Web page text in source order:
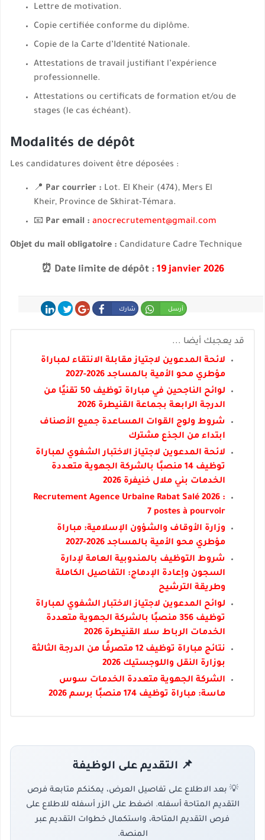
Lettre de motivation.
Copie certifiée conforme du diplôme.
Copie de la Carte d’Identité Nationale.
Attestations de travail justifiant l’expérience
professionnelle.
Attestations ou certificats de formation et/ou de
stages (le cas échéant).
Modalités de dépôt
Les candidatures doivent être déposées :
📍 Par courrier : Lot. El Kheir (474), Mers El
Kheir, Province de Skhirat-Témara.
📧 Par email : anocrecrutement@gmail.com
Objet du mail obligatoire : Candidature Cadre Technique
⏰ Date limite de dépôt : 19 janvier 2026
شارك أرسل
قد يعجبك أيضا ...
لائحة المدعوين لاجتياز مقابلة الانتقاء لمباراة
مؤطري محو الأمية بالمساجد 2026-2027
لوائح الناجحين في مباراة توظيف 50 تقنيًا من
الدرجة الرابعة بجماعة القنيطرة 2026
شروط ولوج القوات المساعدة جميع الأصناف
ابتداء من الجذع مشترك
لائحة المدعوين لاجتياز الاختبار الشفوي لمباراة
توظيف 14 منصبًا بالشركة الجهوية متعددة
الخدمات بني ملال خنيفرة 2026
Recrutement Agence Urbaine Rabat Salé 2026 :
7 postes à pourvoir
وزارة الأوقاف والشؤون الإسلامية: مباراة
مؤطري محو الأمية بالمساجد 2026-2027
شروط التوظيف بالمندوبية العامة لإدارة
السجون وإعادة الإدماج: التفاصيل الكاملة
وطريقة الترشيح
لوائح المدعوين لاجتياز الاختبار الشفوي لمباراة
توظيف 356 منصبًا بالشركة الجهوية متعددة
الخدمات الرباط سلا القنيطرة 2026
نتائج مباراة توظيف 12 متصرفًا من الدرجة الثالثة
بوزارة النقل واللوجستيك 2026
الشركة الجهوية متعددة الخدمات سوس
ماسة: مباراة توظيف 174 منصبًا برسم 2026
📌 التقديم على الوظيفة
💡 بعد الاطلاع على تفاصيل العرض، يمكنكم متابعة فرص
التقديم المتاحة أسفله. اضغط على الزر أسفله للاطلاع على
فرص التقديم المتاحة، واستكمال خطوات التقديم عبر
المنصة.